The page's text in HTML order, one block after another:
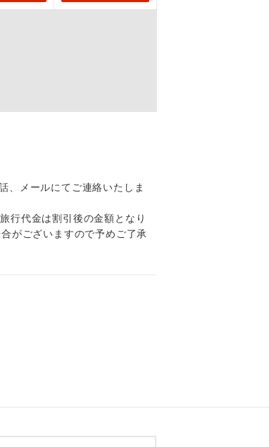
、メールにてご連絡いたしま
行代金は割引後の金額となり
がございますので予めご了承